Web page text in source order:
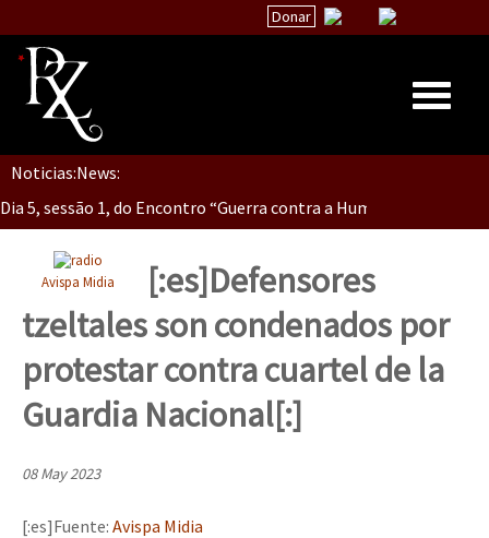
Donar
Inicio
Quiénes Somos
La palabra del EZLN
TEMAS
Chiapas
México
Latinoamérica
Noticias:News:
Dia 5, Sessão 2, Encontro “Guerra contra la Humanidad”
Dia 5, sessão 1, do Encontro “Guerra contra a Humanidade”(As
Dia 4 – Encontro “Guerra contra a Humanidade” (As populações
Dia 3 do Encontro “Guerra contra a Humanidade”
Dia 2 do Encontro “Guerra contra a Humanidad”
Avispa Midia
[:es]Defensores
tzeltales son condenados por
protestar contra cuartel de la
Guardia Nacional[:]
08 May 2023
[:es]Fuente: Avispa Midia